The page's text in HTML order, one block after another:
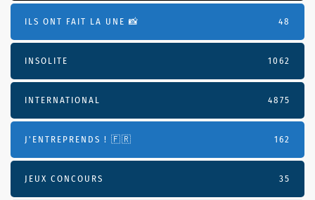
ILS ONT FAIT LA UNE 📸 48
INSOLITE 1062
INTERNATIONAL 4875
J'ENTREPRENDS ! 🇫🇷 162
JEUX CONCOURS 35